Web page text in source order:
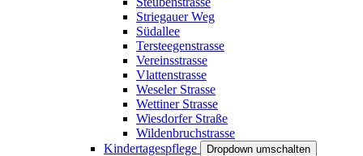
Striegauer Weg
Südallee
Tersteegenstrasse
Vereinsstrasse
Vlattenstrasse
Weseler Strasse
Wettiner Strasse
Wiesdorfer Straße
Wildenbruchstrasse
Kindertagespflege
Dropdown umschalten